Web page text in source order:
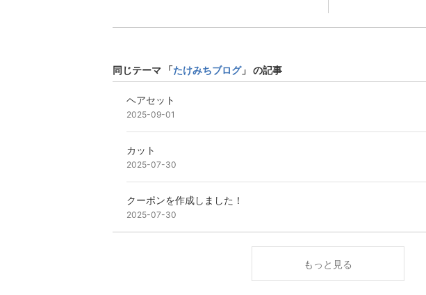
同じテーマ 「たけみちブログ」 の記事
ヘアセット
2025-09-01
カット
2025-07-30
クーポンを作成しました！
2025-07-30
もっと見る